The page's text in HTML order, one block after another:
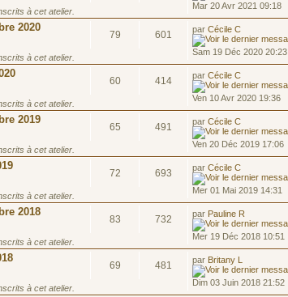
à cet atelier.
Mar 20 Avr 2021 09:18
2020
à cet atelier.
79 601 parCécile C
Sam 19 Déc 2020 20:23
à cet atelier.
60 414 parCécile C
Ven 10 Avr 2020 19:36
2019
à cet atelier.
65 491 parCécile C
Ven 20 Déc 2019 17:06
à cet atelier.
72 693 parCécile C
Mer 01 Mai 2019 14:31
2018
à cet atelier.
83 732 par Pauline R
Mer 19 Déc 2018 10:51
à cet atelier.
69 481 par Britany L
Dim 03 Juin 2018 21:52